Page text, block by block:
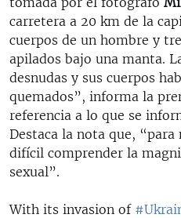
carretera a 20 km de la
cuerpos de un hombre y
apilados bajo una manta.
desnudas y sus cuerpos
quemados”, informa la
referencia a lo que se
Destaca la nota que, “para
difícil comprender la
sexual”.
With its invasion of